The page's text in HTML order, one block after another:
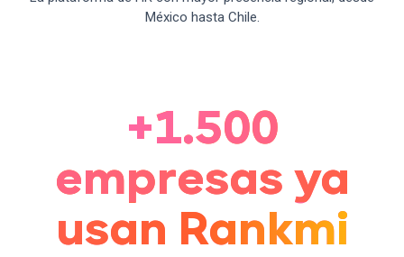
México hasta Chile.
+1.500
empresas ya
usan Rankmi